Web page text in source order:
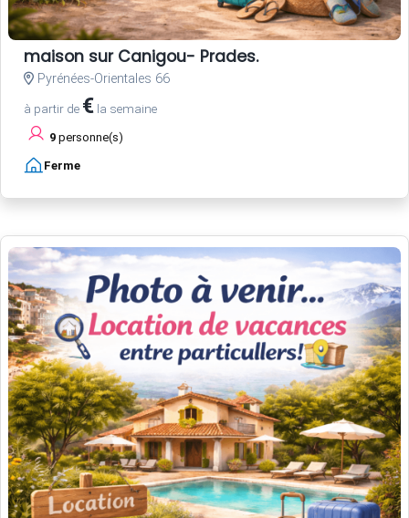
maison sur Canigou- Prades.
Pyrénées-Orientales 66
à partir de € la semaine
9 personne(s)
Ferme